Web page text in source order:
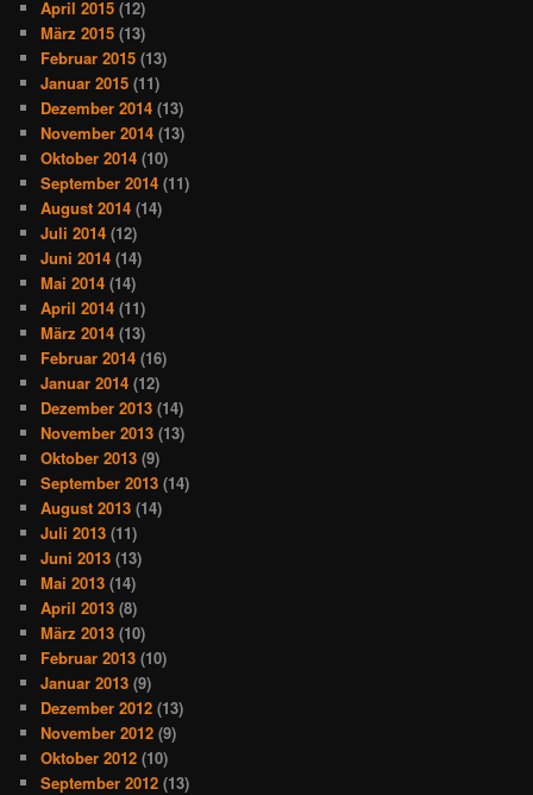
April 2015 (12)
März 2015 (13)
Februar 2015 (13)
Januar 2015 (11)
Dezember 2014 (13)
November 2014 (13)
Oktober 2014 (10)
September 2014 (11)
August 2014 (14)
Juli 2014 (12)
Juni 2014 (14)
Mai 2014 (14)
April 2014 (11)
März 2014 (13)
Februar 2014 (16)
Januar 2014 (12)
Dezember 2013 (14)
November 2013 (13)
Oktober 2013 (9)
September 2013 (14)
August 2013 (14)
Juli 2013 (11)
Juni 2013 (13)
Mai 2013 (14)
April 2013 (8)
März 2013 (10)
Februar 2013 (10)
Januar 2013 (9)
Dezember 2012 (13)
November 2012 (9)
Oktober 2012 (10)
September 2012 (13)